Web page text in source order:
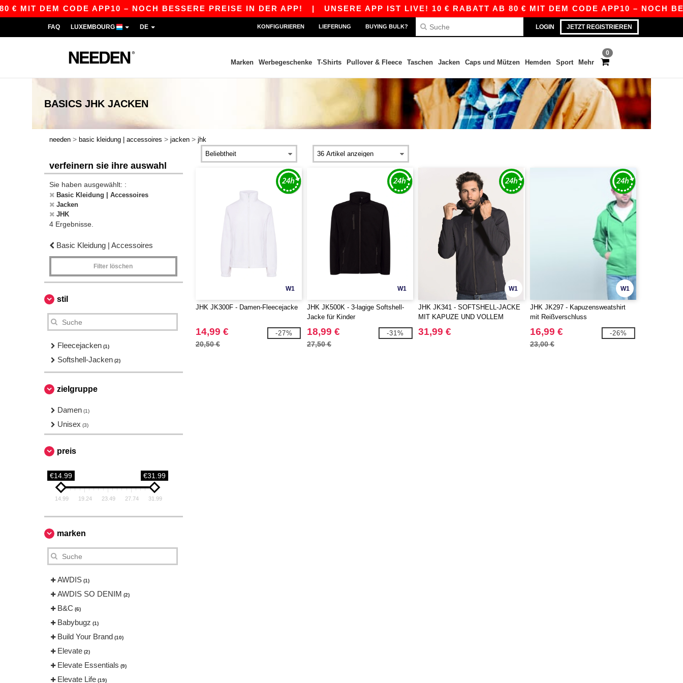
DEM CODE APP10 – NOCH BESSERE PREISE IN DER APP! | UNSERE APP IST LIVE! 10 € RABATT AB 80 € MIT DEM CODE APP10 – NOCH
LOGIN JETZT REGISTRIEREN
FAQ LUXEMBOURG DE KONFIGURIEREN LIEFERUNG BUYING BULK?
0
Marken Werbegeschenke T-Shirts Pullover & Fleece Taschen Jacken Caps und Mützen Hemden Sport Mehr
BASICS JHK JACKEN
needen > basic kleidung | accessoires > jacken > jhk
verfeinern sie ihre auswahl
Sie haben ausgewählt: :
Basic Kleidung | Accessoires
Jacken
JHK
4 Ergebnisse.
Basic Kleidung | Accessoires
Filter löschen
stil
Fleecejacken (1)
Softshell-Jacken (2)
zielgruppe
Damen (1)
Unisex (3)
preis
€14.99 €31.99
14.99 19.24 23.49 27.74 31.99
marken
AWDIS (1)
AWDIS SO DENIM (2)
B&C (6)
Babybugz (1)
Build Your Brand (10)
Elevate (2)
Elevate Essentials (9)
Elevate Life (19)
W1
JHK JK300F - Damen-Fleecejacke
14,99 €
20,50 €
-27%
W1
JHK JK500K - 3-lagige Softshell-
Jacke für Kinder
18,99 €
27,50 €
-31%
W1
JHK JK341 - SOFTSHELL-JACKE
MIT KAPUZE UND VOLLEM
REISSVERSCHLUSS
31,99 €
W1
JHK JK297 - Kapuzensweatshirt
mit Reißverschluss
16,99 €
23,00 €
-26%